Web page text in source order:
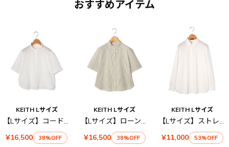
おすすめアイテム
KEITH Lサイズ
【Lサイズ】コードストライプハーフスリーブブラウス
¥16,500
38%OFF
KEITH Lサイズ
【Lサイズ】ローンストライプハーフスリーブブラウス
¥16,500
38%OFF
KEITH Lサイズ
【Lサイズ】ストレッチシフォンブラウス
¥11,000
53%OFF